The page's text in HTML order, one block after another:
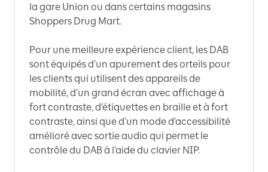
la gare Union ou dans certains magasins
Shoppers Drug Mart.
Pour une meilleure expérience client, les DAB
sont équipés d’un apurement des orteils pour
les clients qui utilisent des appareils de
mobilité, d’un grand écran avec affichage à
fort contraste, d’étiquettes en braille et à fort
contraste, ainsi que d’un mode d’accessibilité
amélioré avec sortie audio qui permet le
contrôle du DAB à l’aide du clavier NIP.